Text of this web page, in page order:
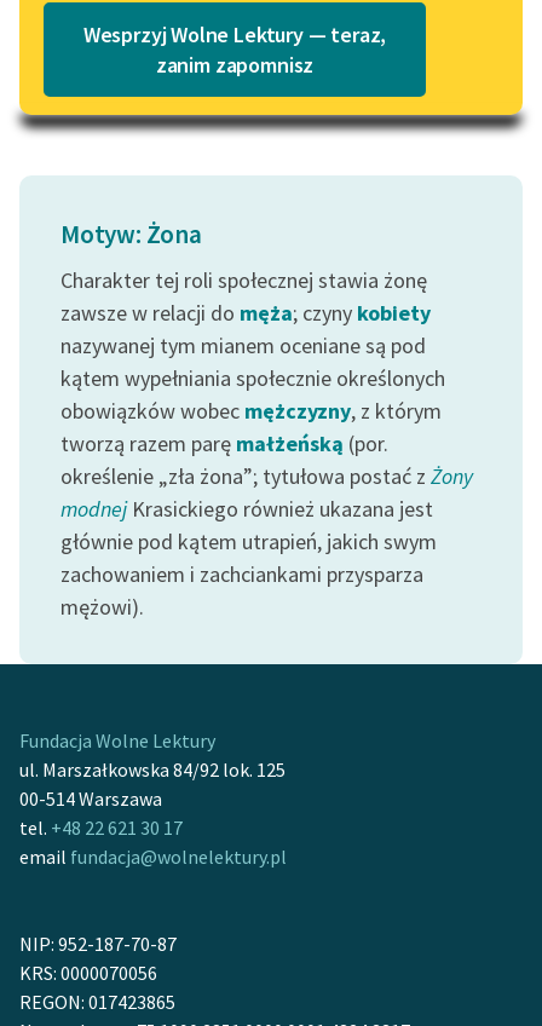
Lektury szkolne i klasyka
literatury do słuchania dla
uczennic i uczniów z
szkolnych i literatury do
słuchania dla uczennic i
uczniów z
niepełnosprawnościami
Feministyczne inspiracje.
Popularyzacja
skandynawskiej literatury
feministycznej
Ręce pełne poezji
Kolekcje edukacyjne
twórców przechodzących
do domeny publicznej,
Starego Testamentu
Szkoła Poezji Wolnych
Lektur
Katalog w formacie PDF
O nas
O projekcie
Zespół
Wesprzyj Wolne Lektury — teraz,
zanim zapomniszCzytaj więcej
Motyw: Żona
Charakter tej roli społecznej stawia żonę
zawsze w relacji do męża; czyny kobiety
nazywanej tym mianem oceniane są pod
kątem wypełniania społecznie określonych
obowiązków wobec mężczyzny, z którym
tworzą razem parę małżeńską (por.
określenie „zła żona”; tytułowa postać z Żony
modnejKrasickiego również ukazana jest
głównie pod kątem utrapień, jakich swym
zachowaniem i zachciankami przysparza
mężowi).
Fundacja Wolne Lektury
ul. Marszałkowska 84/92 lok. 125
00-514 Warszawa
tel. +48 22 621 30 17
email fundacja@wolnelektury.pl
NIP: 952-187-70-87
KRS: 0000070056
REGON: 017423865